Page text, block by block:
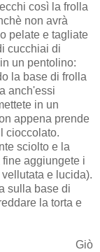
così la frolla
non avrà
pelate e tagliate
cucchiai di
un pentolino:
la base di frolla
anch'essi
in un
appena prende
cioccolato.
sciolto e la
aggiungete i
e lucida).
sulla base di
la torta e
Giò